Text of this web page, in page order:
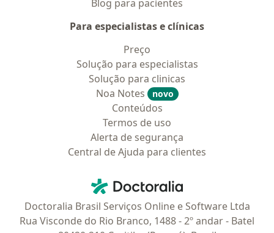
Blog para pacientes
Para especialistas e clínicas
Preço
Solução para especialistas
Solução para clinicas
Noa Notes
novo
Conteúdos
Termos de uso
Alerta de segurança
Central de Ajuda para clientes
Doctoralia - Homepage
Doctoralia Brasil Serviços Online e Software Ltda
Rua Visconde do Rio Branco, 1488 - 2º andar - Batel